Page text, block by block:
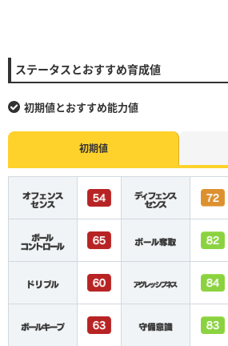
ステータスとおすすめ育成値
初期値とおすすめ能力値
初期値